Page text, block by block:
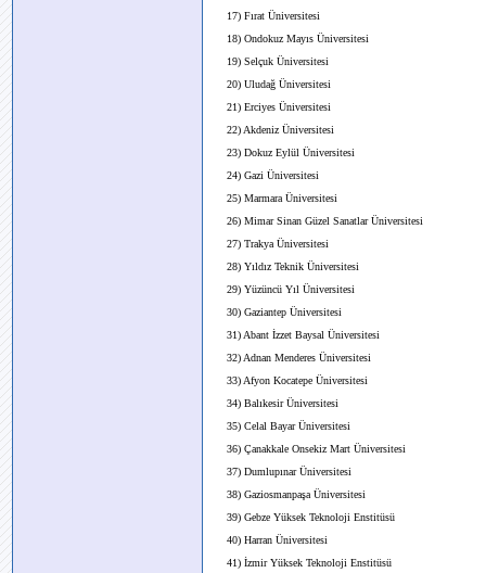
17) Fırat Üniversitesi
18) Ondokuz Mayıs Üniversitesi
19) Selçuk Üniversitesi
20) Uludağ Üniversitesi
21) Erciyes Üniversitesi
22) Akdeniz Üniversitesi
23) Dokuz Eylül Üniversitesi
24) Gazi Üniversitesi
25) Marmara Üniversitesi
26) Mimar Sinan Güzel Sanatlar Üniversitesi
27) Trakya Üniversitesi
28) Yıldız Teknik Üniversitesi
29) Yüzüncü Yıl Üniversitesi
30) Gaziantep Üniversitesi
31) Abant İzzet Baysal Üniversitesi
32) Adnan Menderes Üniversitesi
33) Afyon Kocatepe Üniversitesi
34) Balıkesir Üniversitesi
35) Celal Bayar Üniversitesi
36) Çanakkale Onsekiz Mart Üniversitesi
37) Dumlupınar Üniversitesi
38) Gaziosmanpaşa Üniversitesi
39) Gebze Yüksek Teknoloji Enstitüsü
40) Harran Üniversitesi
41) İzmir Yüksek Teknoloji Enstitüsü